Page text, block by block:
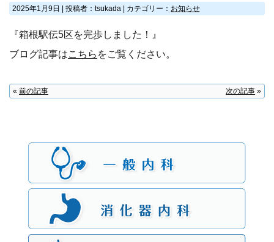
2025年1月9日 投稿者：tsukada カテゴリー： お知らせ
『箱根駅伝5区を完歩しました！』
ブログ記事はこちら をご覧ください。
« 前の記事 次の記事 »